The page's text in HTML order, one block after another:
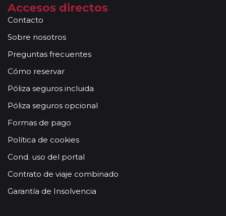
Accesos directos
Contacto
Sobre nosotros
Preguntas frecuentes
Cómo reservar
Póliza seguros incluida
Póliza seguros opcional
Formas de pago
Política de cookies
Cond. uso del portal
Contrato de viaje combinado
Garantía de Insolvencia